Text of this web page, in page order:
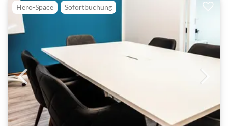
Hero-Space Sofortbuchung